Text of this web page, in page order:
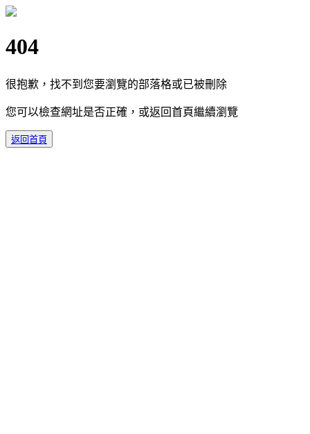
404
很抱歉，找不到您要瀏覽的部落格或已被刪除
您可以檢查網址是否正確，或返回首頁繼續瀏覽
返回首頁